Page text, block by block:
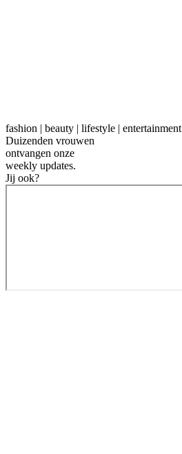
fashion | beauty | lifestyle | entertainment
Duizenden vrouwen
ontvangen onze
weekly updates.
Jij ook?